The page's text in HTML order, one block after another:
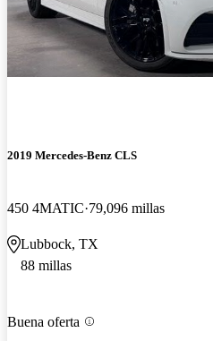
2019 Mercedes-Benz CLS
450 4MATIC 79,096 millas
Lubbock, TX
88 millas
Buena oferta